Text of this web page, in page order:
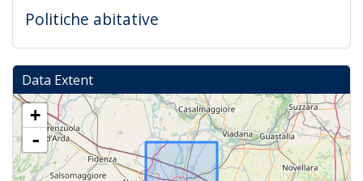
Politiche abitative
Data Extent
+
-